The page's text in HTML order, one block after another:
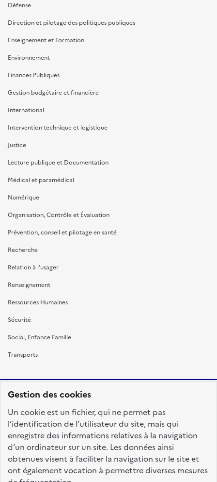
Gestion des cookies
Un cookie est un fichier, qui ne permet pas
l’identification de l’utilisateur du site, mais qui
enregistre des informations relatives à la navigation
d’un ordinateur sur un site. Les données ainsi
obtenues visent à faciliter la navigation sur le site et
ont également vocation à permettre diverses mesures
Défense
Direction et pilotage des politiques publiques
Enseignement et Formation
Environnement
Finances Publiques
Gestion budgétaire et financière
International
Intervention technique et logistique
Justice
Lecture publique et Documentation
Médical et paramédical
Numérique
Organisation, Contrôle et Évaluation
Prévention, conseil et pilotage en santé
Recherche
Relation à l’usager
Renseignement
Ressources Humaines
Sécurité
Social, Enfance Famille
Transports
FRANÇAISE
fonction-publique.gouv.fr
legifrance.gouv.fr